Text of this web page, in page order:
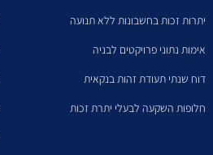
יתרות זכות בחשבונות ללא תנועה
אימות נתוני פרויקטים לבניה
דוח שנתי תעודת זהות בנקאית
חלופות השקעה לבעלי יתרת זכות